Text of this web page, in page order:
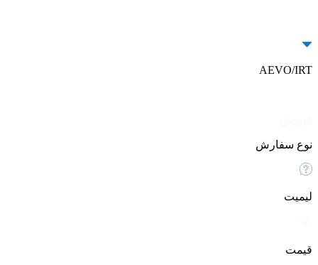
AEVO/IRT
نوع سفارش
لیمیت
قیمت